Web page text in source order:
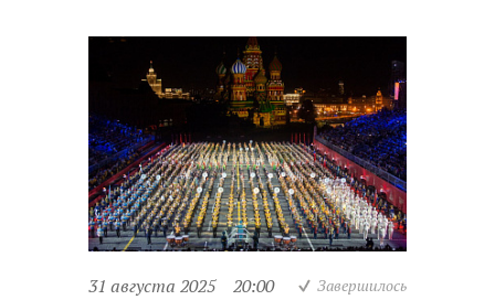
31 августа 2025 20:00 Завершилось